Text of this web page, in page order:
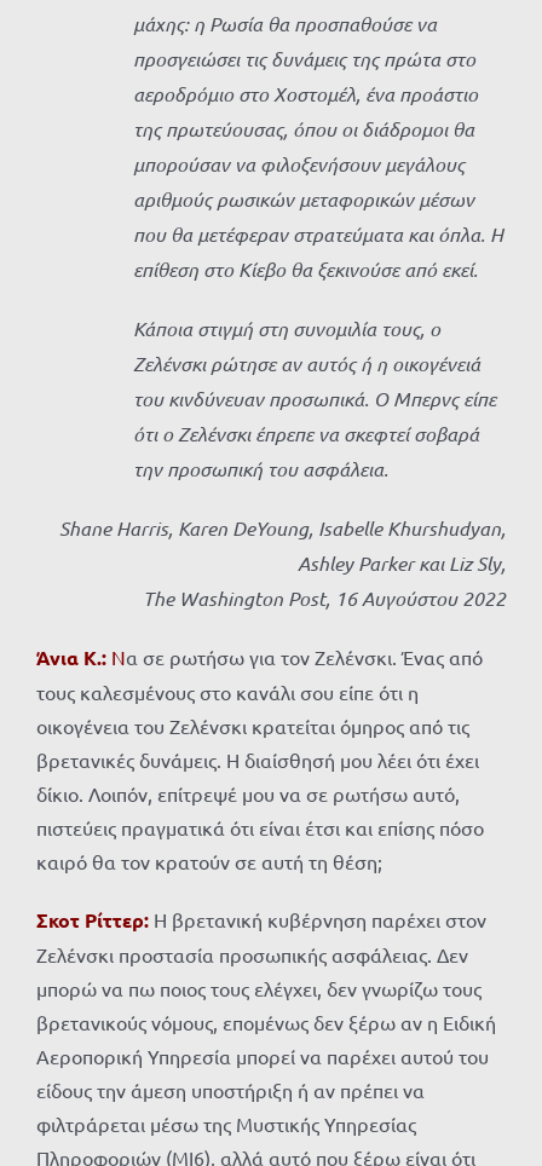
μάχης: η Ρωσία θα προσπαθούσε να
προσγειώσει τις δυνάμεις της πρώτα στο
αεροδρόμιο στο Χοστομέλ, ένα προάστιο
της πρωτεύουσας, όπου οι διάδρομοι θα
μπορούσαν να φιλοξενήσουν μεγάλους
αριθμούς ρωσικών μεταφορικών μέσων
που θα μετέφεραν στρατεύματα και όπλα. Η
επίθεση στο Κίεβο θα ξεκινούσε από εκεί.
Κάποια στιγμή στη συνομιλία τους, ο
Ζελένσκι ρώτησε αν αυτός ή η οικογένειά
του κινδύνευαν προσωπικά. Ο Μπερνς είπε
ότι ο Ζελένσκι έπρεπε να σκεφτεί σοβαρά
την προσωπική του ασφάλεια.
Shane Harris, Karen DeYoung, Isabelle Khurshudyan,
Ashley ParkerκαιLiz Sly,
The Washington Post, 16Αυγούστου2022
Άνια Κ.: Να σε ρωτήσω για τον Ζελένσκι. Ένας από
τους καλεσμένους στο κανάλι σου είπε ότι η
οικογένεια του Ζελένσκι κρατείται όμηρος από τις
βρετανικές δυνάμεις. Η διαίσθησή μου λέει ότι έχει
δίκιο. Λοιπόν, επίτρεψέ μου να σε ρωτήσω αυτό,
πιστεύεις πραγματικά ότι είναι έτσι και επίσης πόσο
καιρό θα τον κρατούν σε αυτή τη θέση;
Σκοτ Ρίττερ: Η βρετανική κυβέρνηση παρέχει στον
Ζελένσκι προστασία προσωπικής ασφάλειας. Δεν
μπορώ να πω ποιος τους ελέγχει, δεν γνωρίζω τους
βρετανικούς νόμους, επομένως δεν ξέρω αν η Ειδική
Αεροπορική Υπηρεσία μπορεί να παρέχει αυτού του
είδους την άμεση υποστήριξη ή αν πρέπει να
φιλτράρεται μέσω της Μυστικής Υπηρεσίας
Πληροφοριών (MΙ6), αλλά αυτό που ξέρω είναι ότι